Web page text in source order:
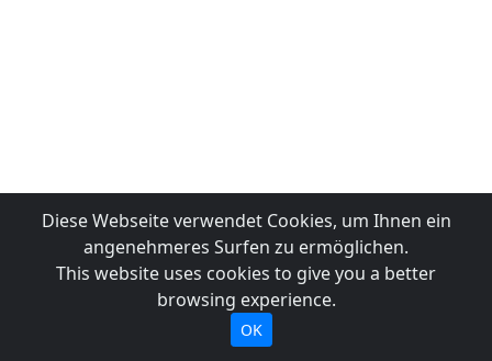
Diese Webseite verwendet Cookies, um Ihnen ein
angenehmeres Surfen zu ermöglichen.
This website uses cookies to give you a better
browsing experience.
OK